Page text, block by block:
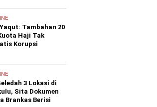
Tambahan 20
Haji Tak
Korupsi
3 Lokasi di
Sita Dokumen
Brankas Berisi